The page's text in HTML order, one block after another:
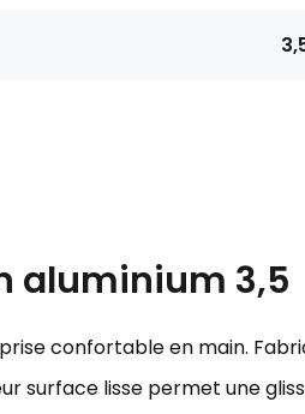
aluminium 3,5
confortable en main.
surface lisse permet une